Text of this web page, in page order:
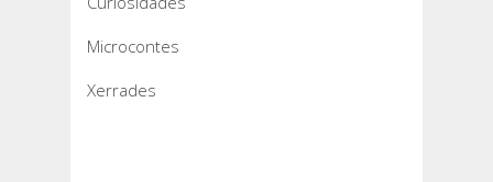
Microcontes
Xerrades